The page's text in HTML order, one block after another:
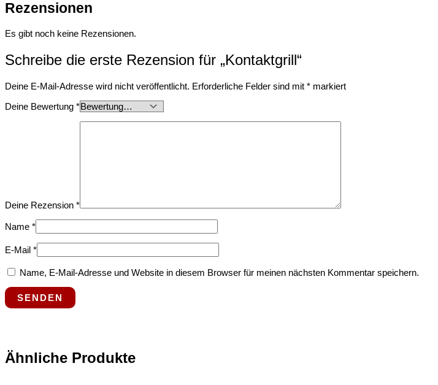
Rezensionen
Es gibt noch keine Rezensionen.
Schreibe die erste Rezension für „Kontaktgrill“
Deine E-Mail-Adresse wird nicht veröffentlicht. Erforderliche Felder sind mit * markiert
Deine Bewertung *
Deine Rezension *
Name *
E-Mail *
Name, E-Mail-Adresse und Website in diesem Browser für meinen nächsten Kommentar speichern.
Ähnliche Produkte